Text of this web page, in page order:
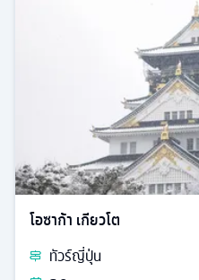
โอซาก้า เกียวโต
ทัวร์ญี่ปุ่น